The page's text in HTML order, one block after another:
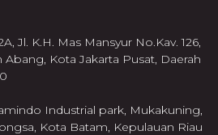
Jl. K.H. Mas Mansyur No.Kav. 126,
Abang, Kota Jakarta Pusat, Daerah
Industrial park, Mukakuning,
Kota Batam, Kepulauan Riau